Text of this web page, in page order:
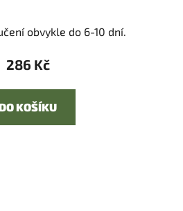
obvykle do 6-10 dní.
286 Kč
KOŠÍKU